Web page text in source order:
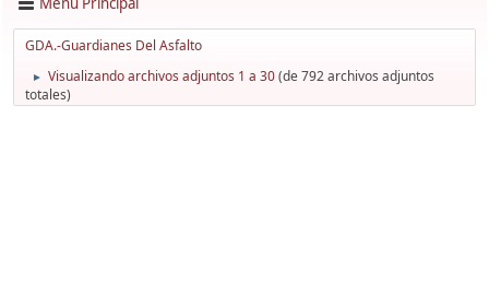
GDA.-Guardianes Del Asfalto
► Visualizando archivos adjuntos 1 a 30(de 792 archivos adjuntos
totales)